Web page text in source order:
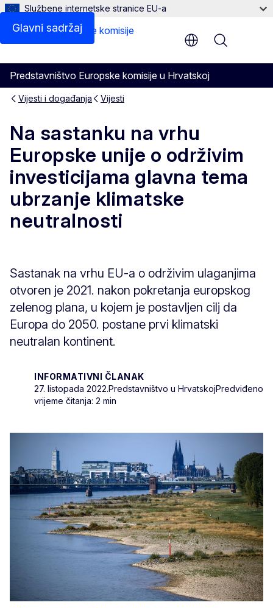
Glavni sadržaj
Službene internetske stranice EU-a
Predstavništvo Europske komisije u Hrvatskoj
Menu
Vijesti i događanja Vijesti
Na sastanku na vrhu
Europske unije o održivim
investicijama glavna tema
ubrzanje klimatske
neutralnosti
Sastanak na vrhu EU-a o održivim ulaganjima
otvoren je 2021. nakon pokretanja europskog
zelenog plana, u kojem je postavljen cilj da
Europa do 2050. postane prvi klimatski
neutralan kontinent.
INFORMATIVNI ČLANAK
27. listopada 2022.Predstavništvo u HrvatskojPredviđeno
vrijeme čitanja: 2 min